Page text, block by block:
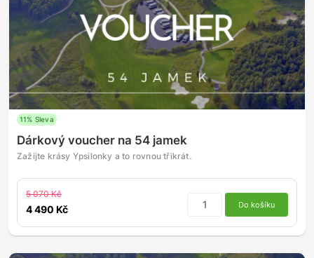
11% Sleva
Dárkový voucher na 54 jamek
Zažijte krásy Ypsilonky a to rovnou třikrát.
5 070 Kč
4 490 Kč Do košíku